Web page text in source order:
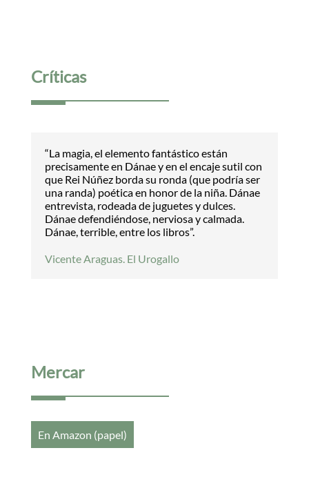
Críticas
“La magia, el elemento fantástico están
precisamente en Dánae y en el encaje sutil con
que Rei Núñez borda su ronda (que podría ser
una randa) poética en honor de la niña. Dánae
entrevista, rodeada de juguetes y dulces.
Dánae defendiéndose, nerviosa y calmada.
Dánae, terrible, entre los libros”.
Vicente Araguas. El Urogallo
Mercar
En Amazon (papel)